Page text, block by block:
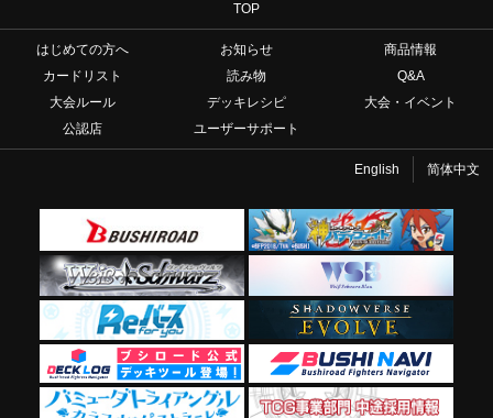
TOP
はじめての方へ お知らせ
商品情報
カードリスト
読み物
Q&A
大会ルール
デッキレシピ
大会・イベント
公認店
ユーザーサポート
English 简体中文